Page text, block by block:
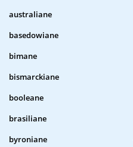
australiane
basedowiane
bimane
bismarckiane
booleane
brasiliane
byroniane